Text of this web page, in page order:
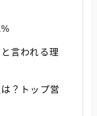
言われる理
？トップ営